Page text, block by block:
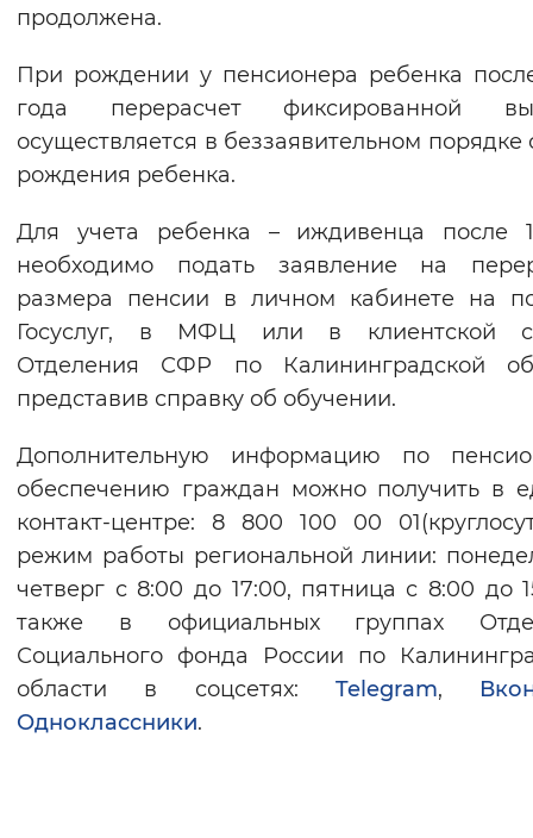
продолжена.
При рождении у пенсионера ребенка
года перерасчет фиксированной
осуществляется в беззаявительном порядке
рождения ребенка.
Для учета ребенка – иждивенца после
необходимо подать заявление на
размера пенсии в личном кабинете на
Госуслуг, в МФЦ или в клиентской
Отделения СФР по Калининградской
представив справку об обучении.
Дополнительную информацию по
обеспечению граждан можно получить в
контакт-центре: 8 800 100 00
режим работы региональной линии:
четверг с 8:00 до 17:00, пятница с 8:00 до
также в официальных группах
Социального фонда России по
области в соцсетях: Telegram,
Одноклассники.